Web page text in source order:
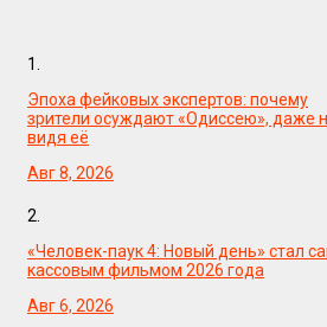
1.
Эпоха фейковых экспертов: почему
зрители осуждают «Одиссею», даже
видя её
Авг 8, 2026
2.
«Человек-паук 4: Новый день» стал
кассовым фильмом 2026 года
Авг 6, 2026